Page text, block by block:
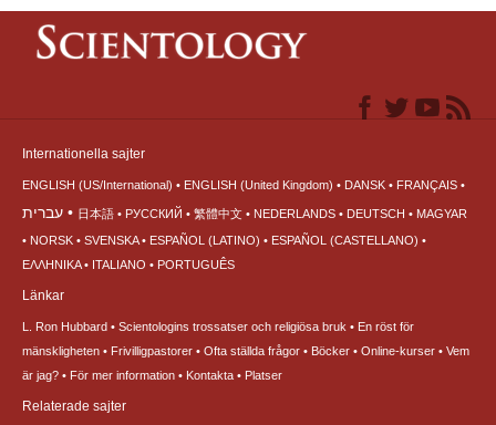
Internationella sajter
ENGLISH (US/International) ENGLISH (United Kingdom) DANSK FRANÇAIS
עברית 日本語 РУССКИЙ 繁體中文 NEDERLANDS DEUTSCH
MAGYAR
NORSK
SVENSKA ESPAÑOL (LATINO)
ESPAÑOL (CASTELLANO)
ΕΛΛΗΝΙΚA
ITALIANO PORTUGUÊS
Länkar
L. Ron Hubbard Scientologins trossatser och religiösa bruk
En röst för
mänskligheten
Frivilligpastorer Ofta ställda frågor Böcker Online-kurser
Vem
är jag?
För mer information Kontakta Platser
Relaterade sajter